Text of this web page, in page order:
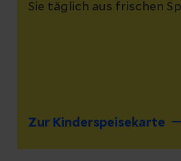
Sie täglich aus frischen
Zur Kinderspeisekarte